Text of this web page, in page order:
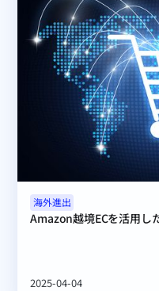
海外進出
Amazon越境ECを活用し
2025-04-04